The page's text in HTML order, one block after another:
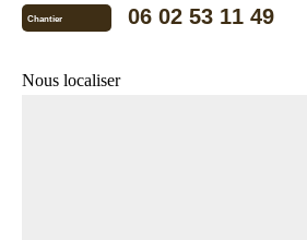
Chantier 06 02 53 11 49
Nous localiser